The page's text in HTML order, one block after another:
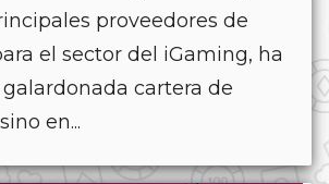
proveedores de
el sector del iGaming, ha
cartera de
en...